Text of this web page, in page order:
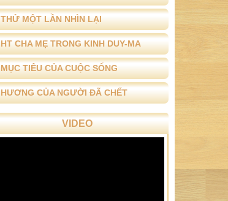
THỬ MỘT LẦN NHÌN LẠI
HT CHA MẸ TRONG KINH DUY-MA
MỤC TIÊU CỦA CUỘC SỐNG
HƯƠNG CỦA NGƯỜI ĐÃ CHẾT
VIDEO